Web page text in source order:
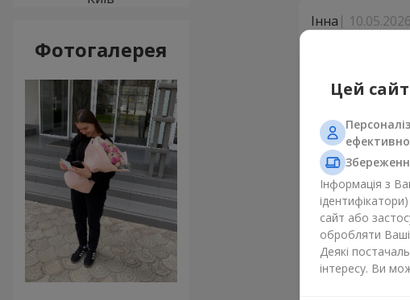
Інна 10.05.2026
Фотогалерея
Цей
Інформація з
сайт або
обробляти Ваші
Деякі
інтересу. Ви